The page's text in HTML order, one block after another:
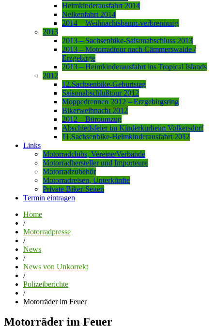
Heimkinderausfahrt 2014
Nelkenfahrt 2014
2014 – Weihnachtsbaum-verbrennung
2013
2013 – Sachsenbike-Saisonabschluss 2013
2013 – Motorradtour nach Cämmerswalde /
Erzgebirge
2013 – Heimkinderausfahrt ins Tropical Islands
2012
12.Sachsenbike-Geburtstag
Saisonabschlußtour 2012
Moppedrennen 2012 – Erzgebirgsring
Bikerweihnacht 2012
2012 – Büroumzug
Abschiedsfeier im Kinderkurheim Volkersdorf
11.Sachsenbike-Heimkinderausfahrt 2012
Links
Motorradclubs, Vereine/Verbände
Motorradhersteller und Importeure
Motorradzubehör
Motorradreisen, Unterkünfte
Private Biker-Seiten
Termin eintragen
Home
/
Motorradpresse
/
News
/
News von Unkorrekt
/
Polizeiberichte
/
Motorräder im Feuer
Motorräder im Feuer